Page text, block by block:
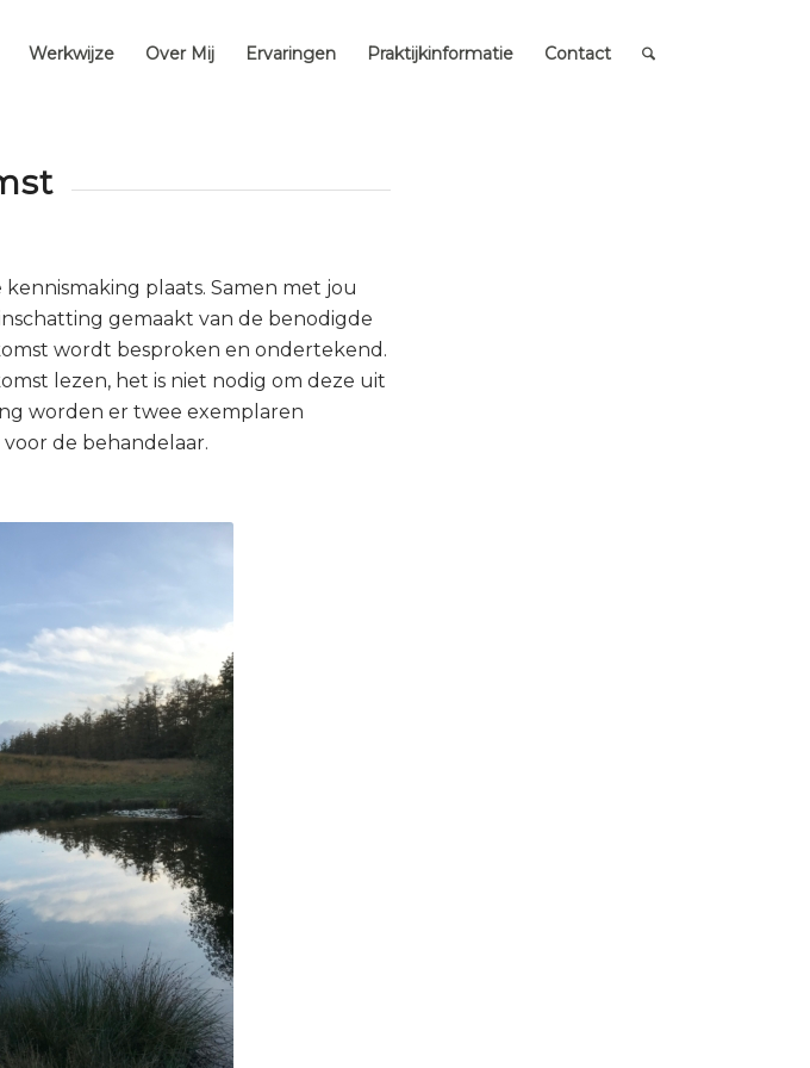
Werkwijze Over Mij Ervaringen Praktijkinformatie Contact
plaats. Samen met jou
gemaakt van de benodigde
wordt besproken en ondertekend.
lezen, het is niet nodig om deze uit
worden er twee exemplaren
de behandelaar.